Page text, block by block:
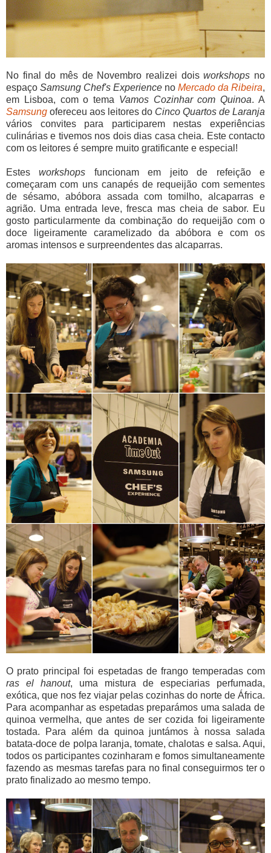
No final do mês de Novembro realizei doisworkshops no
espaço Samsung Chef's Experience no Mercado da Ribeira,
em Lisboa, com o tema Vamos Cozinhar com Quinoa. A
Samsung ofereceu aos leitores do Cinco Quartos de Laranja
vários convites para participarem nestas experiências
culinárias e tivemos nos dois dias casa cheia. Este contacto
com os leitores é sempre muito gratificante e especial!
Estesworkshops funcionam em jeito de refeição e
começaram com uns canapés de requeijão com sementes
de sésamo, abóbora assada com tomilho, alcaparras e
agrião. Uma entrada leve, fresca mas cheia de sabor. Eu
gosto particularmente da combinação do requeijão com o
doce ligeiramente caramelizado da abóbora e com os
aromas intensos e surpreendentes das alcaparras.
O prato principal foi espetadas de frango temperadas com
ras el hanout, uma mistura de especiarias perfumada,
exótica, que nos fez viajar pelas cozinhas do norte de África.
Para acompanhar as espetadas preparámos uma salada de
quinoa vermelha, que antes de ser cozida foi ligeiramente
tostada. Para além da quinoa juntámos à nossa salada
batata-doce de polpa laranja, tomate, chalotas e salsa. Aqui,
todos os participantes cozinharam e fomos simultaneamente
fazendo as mesmas tarefas para no final conseguirmos ter o
prato finalizado ao mesmo tempo.